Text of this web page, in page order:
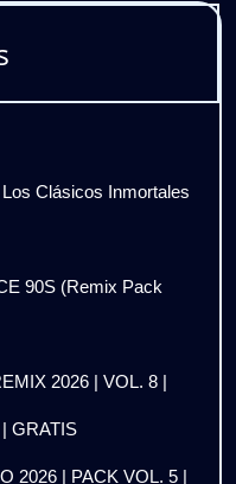
Clásicos Inmortales
90S (Remix Pack
2026 | VOL. 8 |
GRATIS
2026 | PACK VOL. 5 |